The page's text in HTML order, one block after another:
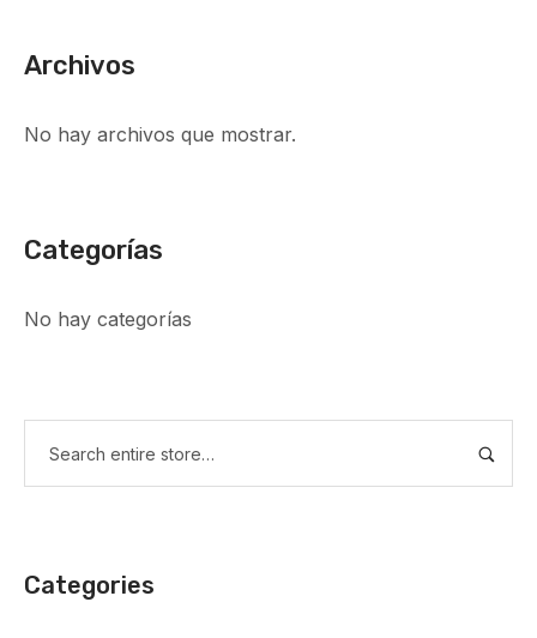
Archivos
No hay archivos que mostrar.
Categorías
No hay categorías
Categories